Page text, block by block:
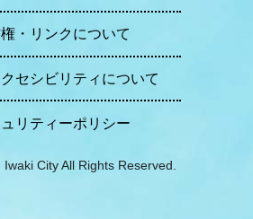
・リンクについて
セシビリティについて
リティーポリシー
City All Rights Reserved.